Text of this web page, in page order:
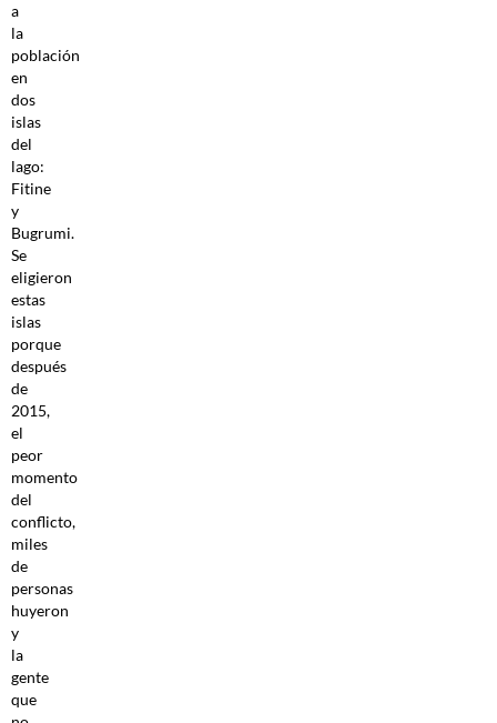
a
la
población
en
dos
islas
del
lago:
Fitine
y
Bugrumi.
Se
eligieron
estas
islas
porque
después
de
2015,
el
peor
momento
del
conflicto,
miles
de
personas
huyeron
y
la
gente
que